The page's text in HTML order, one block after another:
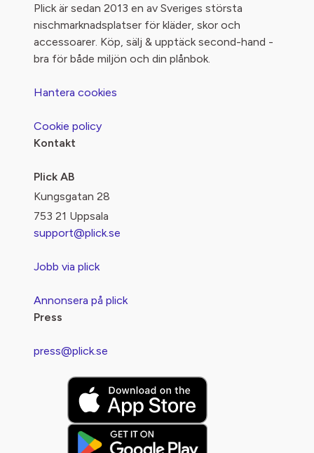
Plick är sedan 2013 en av Sveriges största
nischmarknadsplatser för kläder, skor och
accessoarer. Köp, sälj & upptäck second-hand -
bra för både miljön och din plånbok.
Hantera cookies
Cookie policy
Kontakt
Plick AB
Kungsgatan 28
753 21 Uppsala
support@plick.se
Jobb via plick
Annonsera på plick
Press
press@plick.se